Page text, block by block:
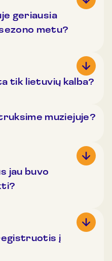
geriausia
metu?
tik lietuvių kalba?
muziejuje?
jau buvo
į